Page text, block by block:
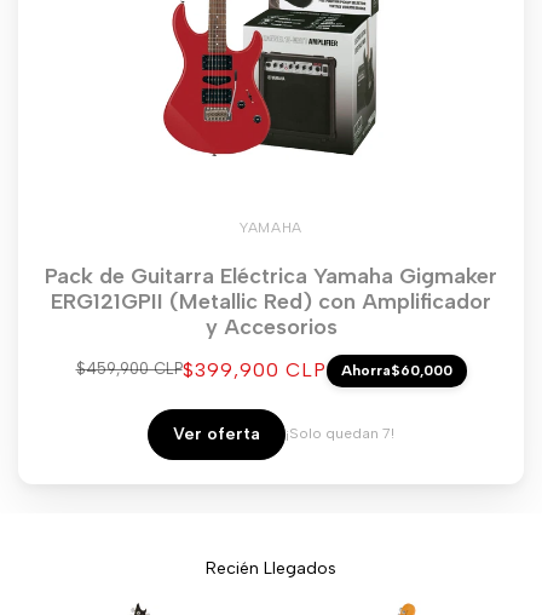
YAMAHA
Pack de Guitarra Eléctrica Yamaha Gigmaker
ERG121GPII (Metallic Red) con Amplificador
y Accesorios
Precio
$459,900 CLPPrecio
venta
$399,900 CLP Ahorra$60,000
Ver oferta ¡Solo quedan 7!
Recién Llegados